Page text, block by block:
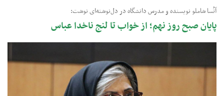
آتُسا شاملو نویسنده و مدرس دانشگاه در دل‌نوشته‌ای نوشت:
پایان صبح روز نهم؛ از خواب تا لنج ناخدا عباس